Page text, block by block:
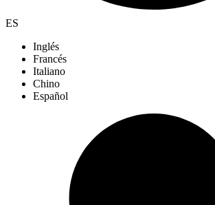
ES
Inglés
Francés
Italiano
Chino
Español